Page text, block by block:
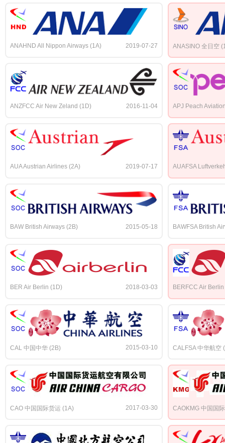
ANAHND All Nippon Airways (1A) 2019-07-27 ANASINO 全日空
ANZFCC Air New Zeland (1D) 2016-11-04 APJ Peach
AUA Austrian Airlines (2A) 2019-07-17 AUAFSA
BAW British Airways (2B) 2015-05-18 BAWFSA British
BER Air Berlin (1D) 2018-03-03 BERFCC Air
CAL 中国中华 (2B) 2015-03-10 CALFSA 中华航空
CAO 中国国际货运 (1A) 2017-03-30 CAOKMG 中国国